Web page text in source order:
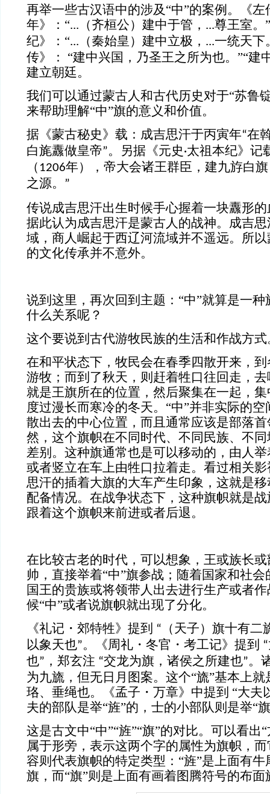
再举一些古汉语中的涉及 “中”的案例。《左
年》：“... （齐桓公）建中于管， ...尊王室。
纪》：“... （秦始皇）建中立极， ...一统天下
传》： “建中兴国，乃圣王之所为也。”“建
建立朝廷。
我们可以通过蒙古人和古代历史对于“苏鲁
来帮助理解“中”旗的意义和价值。
据《蒙古秘史》载：成吉思汗于丙寅年“在
白旄纛做皇帝”。另据《元史 ·太祖本纪》记
（ 1206年），帝大会诸王群臣，建九斿白
之源。 ”
传说成吉思汗出生时候手心握着一块纛形
据此认为成吉思汗是蒙古人的战神。成吉
域，商人崛起于西辽河流域并不遥远。所
的文化传承并不意外。
说到这里，再次回到主题： “中”就算是一
什么关系呢？
这个要说到古代游牧民族的生活和作战方式
在和平状态下，牧民会在春季四散开来，
游牧；而到了秋天，则赶着牲口往回走，
就是王旗所在的位置，然后聚集在一起，
度过漫长而寒冷的冬天。“中”并非实际的
散出去的中心位置，而且通常应该是部落
然，这个旗帜在不同时代、不同民族、不
差别。这种旗通常也是可以移动的，由人
或者竖立在车上由牲口拉着走。看过相关
思汗的插着大旗的大车产生印象，这就是
配备情况。 在战争状态下，这种旗帜就是
跟着这个旗帜来前进或者后退。
在比较古老的时代，可以想象，王或族长
帅，直接举着“中”旗参战；随着国家和社
国王的贵族或将领带人出去进行生产或者
候“中”或者说旗帜就出现了分化。
《礼记・郊特牲》提到 “ （天子）旗十有
以象天也”。《周礼・冬官・考工记》提到 “
也” ，郑玄注 “交龙为旗，诸侯之所建也”。
为九旒，但无日月图案。 这个“旒”基本上就
珞、垂绳也。《孟子・万章》中提到 “大夫
夫的部队是举“旌”的，士的小部队则是举“
这是古文中“中”“旌”“旗”的对比。可以看出
属于形旁，表示这两个字的属性为旗帜，
容则代表旗帜的特定类型：“旌”是上面有
旗，而“旗”则是上面有画着图腾符号的布面